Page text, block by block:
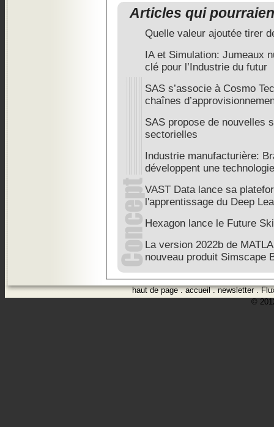
Articles qui
Quelle valeur ajoutée tirer
IA et Simulation: Jumeaux
clé pour l’Industrie du futur
SAS s’associe à Cosmo
chaînes
SAS propose de nouvelles
sectorielles
Industrie manufacturière:
développent une
VAST Data lance sa
l'apprentissage du Deep
Hexagon lance le Future
La version 2022b de
nouveau produit Simscape
haut de page.accueil.newsletter.
©